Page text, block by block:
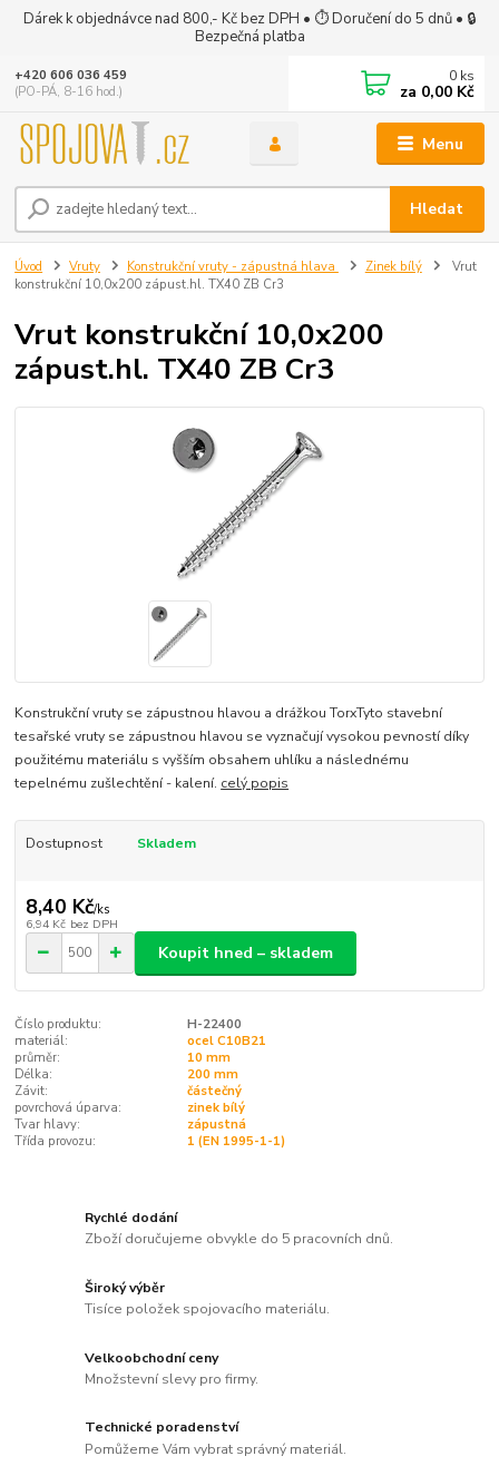
Dárek k objednávce nad 800,- Kč bez DPH • ⏱ Doručení do 5 dnů • 🔒
Bezpečná platba
Menu
Hledat
+420 606 036 459
(PO-PÁ, 8-16 hod.)
0 ks
za 0,00 Kč
Úvod Vruty Konstrukční vruty - zápustná hlava Zinek bílý
Vrut
konstrukční 10,0x200 zápust.hl. TX40 ZB Cr3
Vrut konstrukční 10,0x200
zápust.hl. TX40 ZB Cr3
Konstrukční vruty se zápustnou hlavou a drážkou TorxTyto stavební
tesařské vruty se zápustnou hlavou se vyznačují vysokou pevností díky
použitému materiálu s vyšším obsahem uhlíku a následnému
tepelnému zušlechtění - kalení. celý popis
Dostupnost Skladem
8,40 Kč/ks
6,94 Kč bez DPH
Koupit hned – skladem
Číslo produktu:
H-22400
materiál:
ocel C10B21
průměr:
10 mm
Délka:
200 mm
Závit:
částečný
povrchová úparva:
zinek bílý
Tvar hlavy:
zápustná
Třída provozu:
1 (EN 1995-1-1)
Rychlé dodání
Zboží doručujeme obvykle do 5 pracovních dnů.
Široký výběr
Tisíce položek spojovacího materiálu.
Velkoobchodní ceny
Množstevní slevy pro firmy.
Technické poradenství
Pomůžeme Vám vybrat správný materiál.